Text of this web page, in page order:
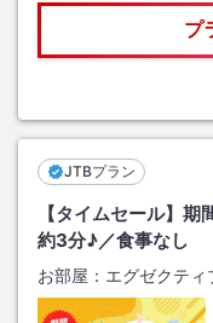
プ
JTBプラン
【タイムセール】
約3分♪／食事なし
お部屋： エグゼクティ